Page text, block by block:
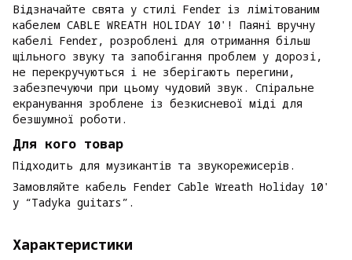
Відзначайте свята у стилі Fender із лімітованим
кабелем CABLE WREATH HOLIDAY 10'! Паяні вручну
кабелі Fender, розроблені для отримання більш
щільного звуку та запобігання проблем у дорозі,
не перекручуються і не зберігають перегини,
забезпечуючи при цьому чудовий звук. Спіральне
екранування зроблене із безкисневої міді для
безшумної роботи.
Для кого товар
Підходить для музикантів та звукорежисерів.
Замовляйте кабель Fender Cable Wreath Holiday 10'
у “Tadyka guitars”.
Характеристики